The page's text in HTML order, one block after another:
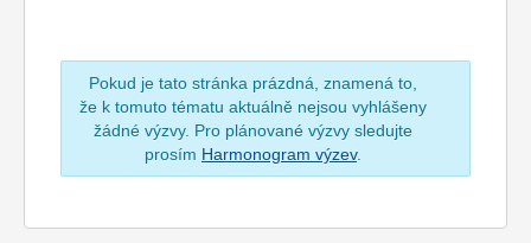
Pokud je tato stránka prázdná, znamená to,
že k tomuto tématu aktuálně nejsou vyhlášeny
žádné výzvy. Pro plánované výzvy sledujte
prosím Harmonogram výzev.